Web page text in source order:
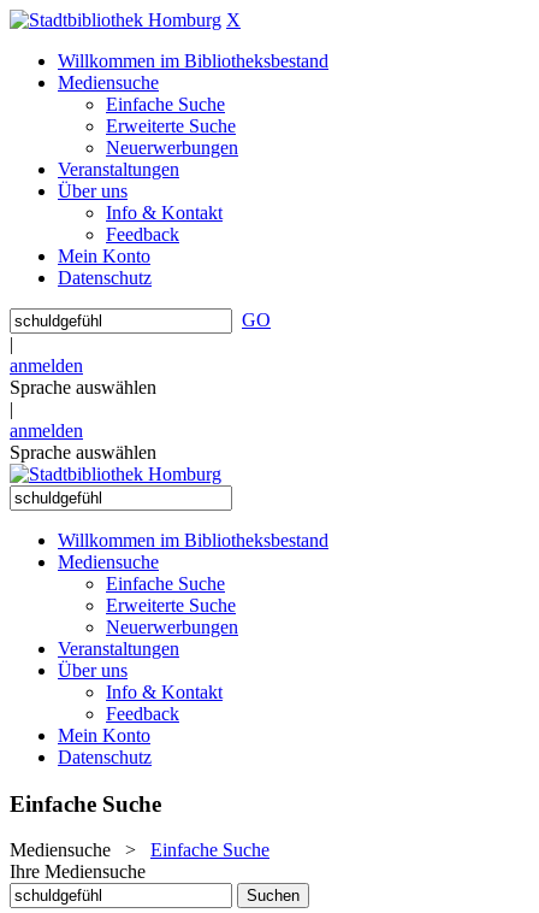
X
Willkommen im Bibliotheksbestand
Mediensuche
Einfache Suche
Erweiterte Suche
Neuerwerbungen
Veranstaltungen
Über uns
Info & Kontakt
Feedback
Mein Konto
Datenschutz
GO
|
anmelden
Sprache auswählen
|
anmelden
Sprache auswählen
Willkommen im Bibliotheksbestand
Mediensuche
Einfache Suche
Erweiterte Suche
Neuerwerbungen
Veranstaltungen
Über uns
Info & Kontakt
Feedback
Mein Konto
Datenschutz
Einfache Suche
Mediensuche > Einfache Suche
Ihre Mediensuche